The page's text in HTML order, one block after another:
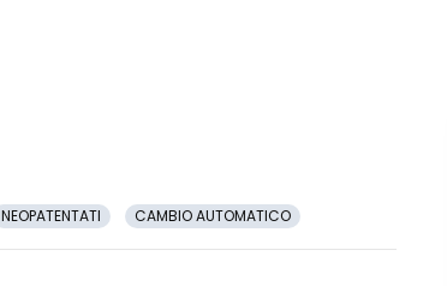
NEOPATENTATI CAMBIO AUTOMATICO